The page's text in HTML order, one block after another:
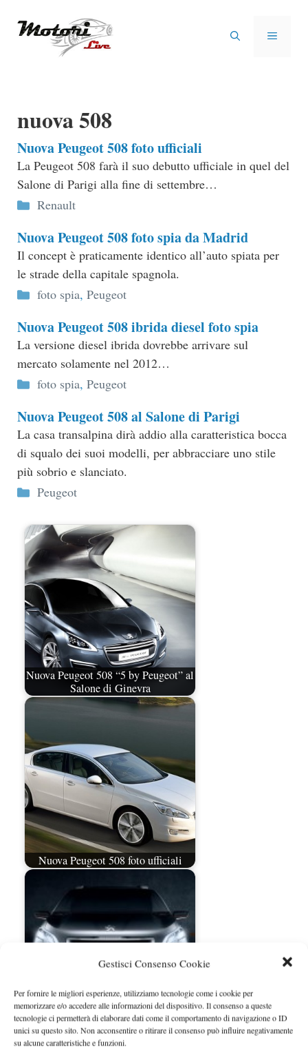
Gestisci Consenso Cookie
Per fornire le migliori esperienze, utilizziamo tecnologie come i cookie per
memorizzare e/o accedere alle informazioni del dispositivo. Il consenso a queste
tecnologie ci permetterà di elaborare dati come il comportamento di navigazione o ID
unici su questo sito. Non acconsentire o ritirare il consenso può influire negativamente
su alcune caratteristiche e funzioni.
MENU
nuova 508
Nuova Peugeot 508 foto ufficiali
La Peugeot 508 farà il suo debutto ufficiale in quel del
Salone di Parigi alla fine di settembre…
Categorie
Renault
Nuova Peugeot 508 foto spia da Madrid
Il concept è praticamente identico all’auto spiata per
le strade della capitale spagnola.
Categorie
foto spia, Peugeot
Nuova Peugeot 508 ibrida diesel foto spia
La versione diesel ibrida dovrebbe arrivare sul
mercato solamente nel 2012…
Categorie
foto spia, Peugeot
Nuova Peugeot 508 al Salone di Parigi
La casa transalpina dirà addio alla caratteristica bocca
di squalo dei suoi modelli, per abbracciare uno stile
più sobrio e slanciato.
Categorie
Peugeot
Nuova Peugeot 508 “5 by Peugeot” al
Salone di Ginevra
Nuova Peugeot 508 foto ufficiali
Peugeot Urban Crossover Concept
rivelata a Pechino